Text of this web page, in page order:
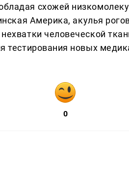
схожей
Америка, акулья
человеческой
тестирования новых
0